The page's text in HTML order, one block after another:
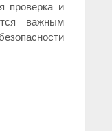
проверка и
важным